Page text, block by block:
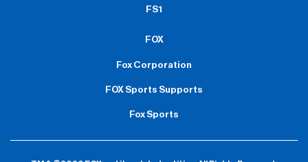
FS1
FOX
Fox Corporation
FOX Sports Supports
Fox Sports